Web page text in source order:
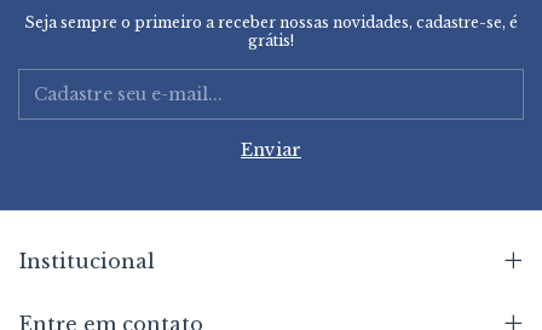
Seja sempre o primeiro a receber nossas novidades, cadastre-se, é
grátis!
Institucional
Entre em contato